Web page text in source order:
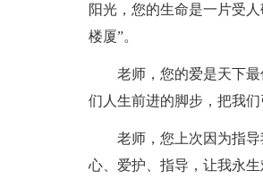
阳光，您的生命是一片受
楼厦”。
老师，您的爱是天下
们人生前进的脚步，把我们
老师，您上次因为指
心、爱护、指导，让我永生